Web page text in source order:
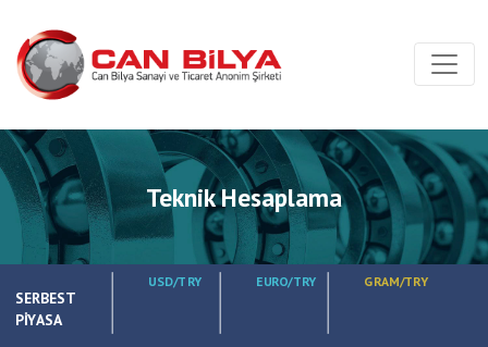
Teknik Hesaplama
SERBEST
PİYASA
USD/TRY EURO/TRY GRAM/TRY